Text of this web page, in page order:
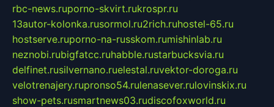
rbc-news.ruporno-skvirt.rukrospr.ru
13autor-kolonka.rusormol.ru2rich.ruhostel-65.ru
hostserve.ruporno-na-russkom.rumishinlab.ru
neznobi.rubigfatcc.ruhabble.rustarbucksvia.ru
delfinet.rusilvernano.ruelestal.ruvektor-doroga.ru
velotrenajery.rupronso54.rulenasever.rulovinskix.ru
show-pets.rusmartnews03.rudiscofoxworld.ru